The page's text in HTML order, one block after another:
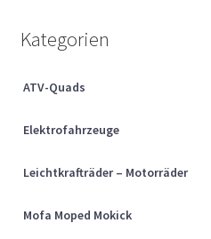
Über uns
Kategorien
ATV-Quads
Elektrofahrzeuge
Leichtkrafträder – Motorräder
Mofa Moped Mokick